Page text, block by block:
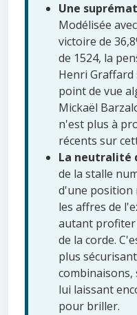
Une
Modélisée
victoire de
de 1524, la
Henri
point de vue
Mickaël
n'est plus à
récents sur
La neutralité
de la stalle
d'une position
les affres de
autant profiter
de la corde.
plus
combinaisons,
lui laissant
pour briller.